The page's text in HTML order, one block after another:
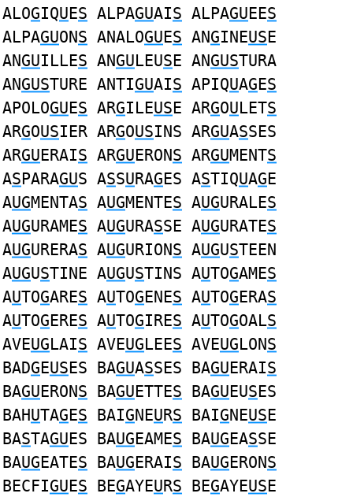
ALOGIQUES ALPAGUAIS ALPAGUEES
ALPAGUONS ANALOGUES ANGINEUSE
ANGUILLES ANGULEUSE ANGUSTURA
ANGUSTURE ANTIGUAIS APIQUAGES
APOLOGUES ARGILEUSE ARGOULETS
ARGOUSIER ARGOUSINS ARGUASSES
ARGUERAIS ARGUERONS ARGUMENTS
ASPARAGUS ASSURAGES ASTIQUAGE
AUGMENTAS AUGMENTES AUGURALES
AUGURAMES AUGURASSE AUGURATES
AUGURERAS AUGURIONS AUGUSTEEN
AUGUSTINE AUGUSTINS AUTOGAMES
AUTOGARES AUTOGENES AUTOGERAS
AUTOGERES AUTOGIRES AUTOGOALS
AVEUGLAIS AVEUGLEES AVEUGLONS
BADGEUSES BAGUASSES BAGUERAIS
BAGUERONS BAGUETTES BAGUEUSES
BAHUTAGES BAIGNEURS BAIGNEUSE
BASTAGUES BAUGEAMES BAUGEASSE
BAUGEATES BAUGERAIS BAUGERONS
BECFIGUES BEGAYEURS BEGAYEUSE